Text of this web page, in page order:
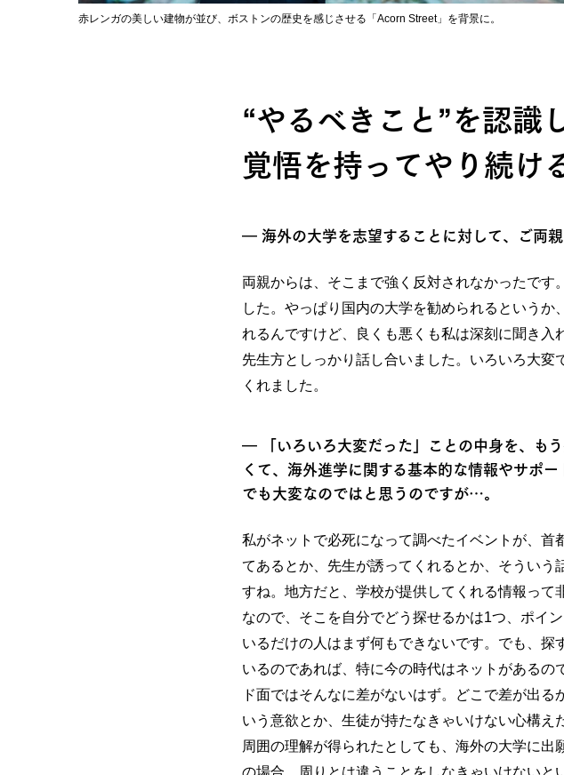
赤レンガの美しい建物が並び、ボストンの歴史を感じさせる「Acorn Street」を背景に。
“やるべきこと”を認識し
覚悟を持ってやり続け
― 海外の大学を志望することに対して、ご両
両親からは、そこまで強く反対されなかったです
した。やっぱり国内の大学を勧められるという
れるんですけど、良くも悪くも私は深刻に聞き入
先生方としっかり話し合いました。いろいろ大
くれました。
― 「いろいろ大変だった」ことの中身を、も
くて、海外進学に関する基本的な情報やサポ
でも大変なのではと思うのですが…。
私がネットで必死になって調べたイベントが、首
てあるとか、先生が誘ってくれるとか、そういう
すね。地方だと、学校が提供してくれる情報って
なので、そこを自分でどう探せるかは1つ、ポイ
いるだけの人はまず何もできないです。でも、探
いるのであれば、特に今の時代はネットがあるの
ド面ではそんなに差がないはず。どこで差が出る
いう意欲とか、生徒が持たなきゃいけない心構え
周囲の理解が得られたとしても、海外の大学に出
の場合、周りとは違うことをしなきゃいけないと